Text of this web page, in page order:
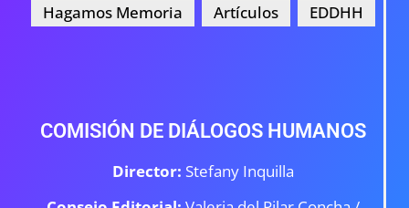
Hagamos Memoria
Artículos EDDHH
COMISIÓN DE DIÁLOGOS HUMANOS
Director: Stefany Inquilla